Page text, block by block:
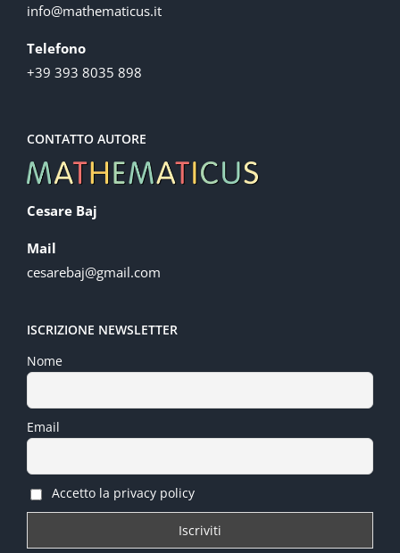
info@mathematicus.it
Telefono
+39 393 8035 898
CONTATTO AUTORE
Cesare Baj
Mail
cesarebaj@gmail.com
ISCRIZIONE NEWSLETTER
Nome
Email
Accetto la privacy policy